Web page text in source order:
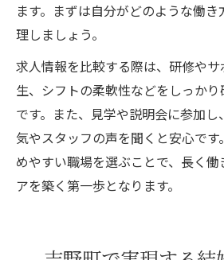
ます。まずは自分がどのような働
理しましょう。
求人情報を比較する際は、研修や
生、シフトの柔軟性などをしっか
です。また、見学や説明会に参加
気やスタッフの声を聞くと安心で
めやすい職場を選ぶことで、長く
アを築く第一歩となります。